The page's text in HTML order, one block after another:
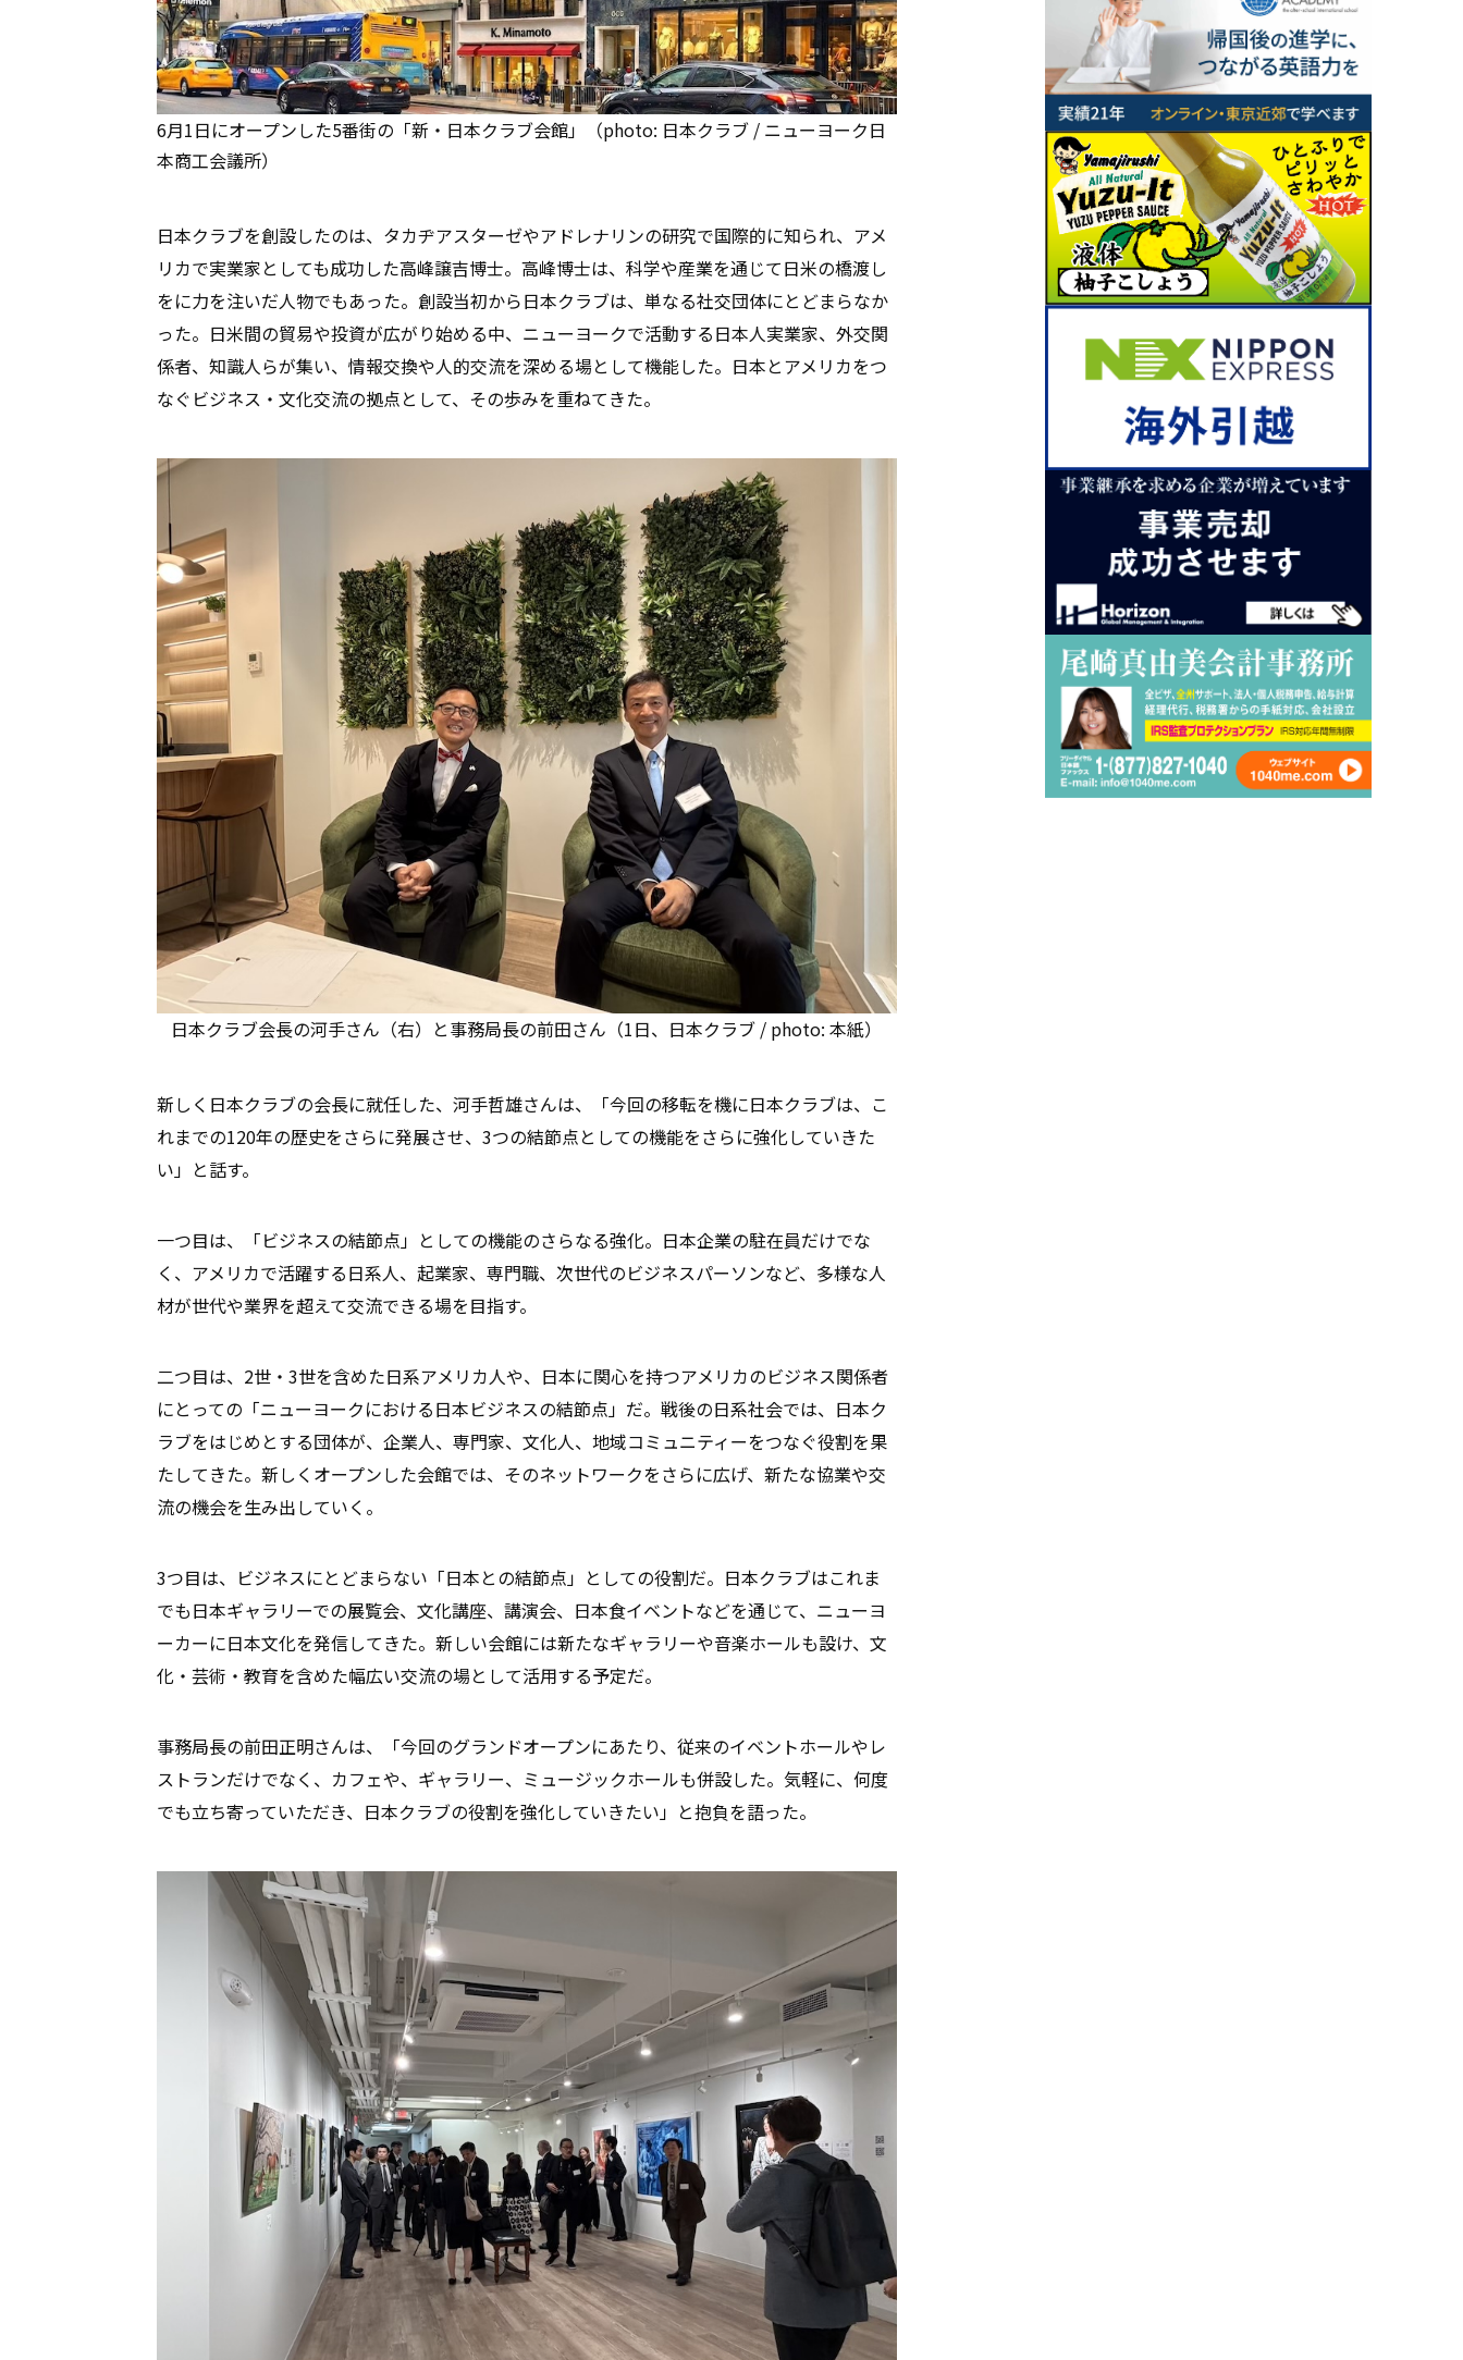
6月1日にオープンした5番街の「新・日本クラブ会館」（photo: 日本クラブ / ニューヨーク日
本商工会議所）
日本クラブを創設したのは、タカヂアスターゼやアドレナリンの研究で国際的に知られ、アメ
リカで実業家としても成功した高峰譲吉博士。高峰博士は、科学や産業を通じて日米の橋渡し
をに力を注いだ人物でもあった。創設当初から日本クラブは、単なる社交団体にとどまらなか
った。日米間の貿易や投資が広がり始める中、ニューヨークで活動する日本人実業家、外交関
係者、知識人らが集い、情報交換や人的交流を深める場として機能した。日本とアメリカをつ
なぐビジネス・文化交流の拠点として、その歩みを重ねてきた。
日本クラブ会長の河手さん（右）と事務局長の前田さん（1日、日本クラブ / photo: 本紙）
新しく日本クラブの会長に就任した、河手哲雄さんは、「今回の移転を機に日本クラブは、こ
れまでの120年の歴史をさらに発展させ、3つの結節点としての機能をさらに強化していきた
い」と話す。
一つ目は、「ビジネスの結節点」としての機能のさらなる強化。日本企業の駐在員だけでな
く、アメリカで活躍する日系人、起業家、専門職、次世代のビジネスパーソンなど、多様な人
材が世代や業界を超えて交流できる場を目指す。
二つ目は、2世・3世を含めた日系アメリカ人や、日本に関心を持つアメリカのビジネス関係者
にとっての「ニューヨークにおける日本ビジネスの結節点」だ。戦後の日系社会では、日本ク
ラブをはじめとする団体が、企業人、専門家、文化人、地域コミュニティーをつなぐ役割を果
たしてきた。新しくオープンした会館では、そのネットワークをさらに広げ、新たな協業や交
流の機会を生み出していく。
3つ目は、ビジネスにとどまらない「日本との結節点」としての役割だ。日本クラブはこれま
でも日本ギャラリーでの展覧会、文化講座、講演会、日本食イベントなどを通じて、ニューヨ
ーカーに日本文化を発信してきた。新しい会館には新たなギャラリーや音楽ホールも設け、文
化・芸術・教育を含めた幅広い交流の場として活用する予定だ。
事務局長の前田正明さんは、「今回のグランドオープンにあたり、従来のイベントホールやレ
ストランだけでなく、カフェや、ギャラリー、ミュージックホールも併設した。気軽に、何度
でも立ち寄っていただき、日本クラブの役割を強化していきたい」と抱負を語った。